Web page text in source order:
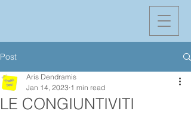
Post
LE CONGIUNTIVITI
Aris Dendramis
Jan 14, 2023 1 min read